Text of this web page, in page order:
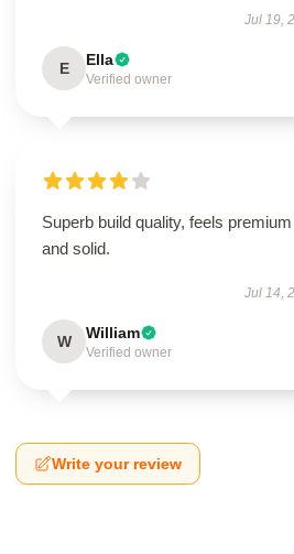
Jul 19,
E Ella
Verified owner
Superb build quality, feels premium
and solid.
Jul 14,
W William
Verified owner
Write your review